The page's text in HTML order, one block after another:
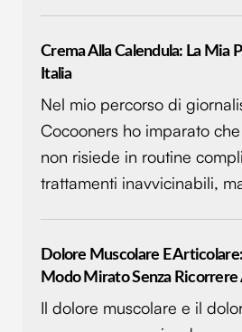
Crema Alla Calendula: La Mia
Italia
Nel mio percorso di
Cocooners ho imparato
non risiede in routine
trattamenti inavvicinabili,
Dolore Muscolare E
Modo Mirato Senza Ricorrere
Il dolore muscolare e il